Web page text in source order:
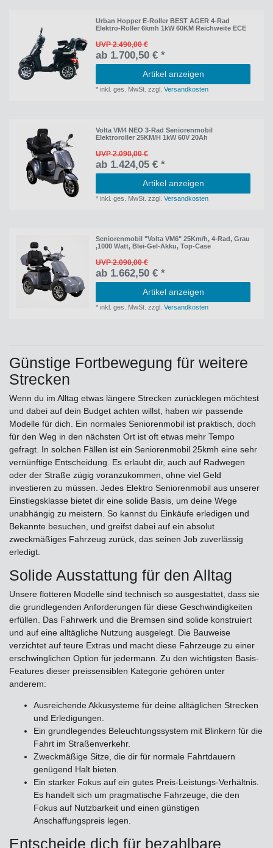
Urban Hopper E-Roller BEST AGER 4-Rad
Elektro-Roller 6kmh 1kW 60KM Reichweite ECE
UVP 2.490,00 €
ab 1.700,50 € *
Artikel anzeigen
*inkl. ges. MwSt. zzgl.Versandkosten
Volta VM4 NEO 3-Rad Seniorenmobil
Elektroroller 25KM/H 1kW 60V 20Ah
UVP 2.090,00 €
ab 1.424,05 € *
Artikel anzeigen
*inkl. ges. MwSt. zzgl.Versandkosten
Seniorenmobil "Volta VM6" 25Km/h, 4-Rad, Grau
,1000 Watt, Blei-Gel-Akku, Top-Case
UVP 2.090,00 €
ab 1.662,50 € *
Artikel anzeigen
*inkl. ges. MwSt. zzgl.Versandkosten
Günstige Fortbewegung für weitere
Strecken
Wenn du im Alltag etwas längere Strecken zurücklegen möchtest
und dabei auf dein Budget achten willst, haben wir passende
Modelle für dich. Ein normales Seniorenmobil ist praktisch, doch
für den Weg in den nächsten Ort ist oft etwas mehr Tempo
gefragt. In solchen Fällen ist ein Seniorenmobil 25kmh eine sehr
vernünftige Entscheidung. Es erlaubt dir, auch auf Radwegen
oder der Straße zügig voranzukommen, ohne viel Geld
investieren zu müssen. Jedes Elektro Seniorenmobil aus unserer
Einstiegsklasse bietet dir eine solide Basis, um deine Wege
unabhängig zu meistern. So kannst du Einkäufe erledigen und
Bekannte besuchen, und greifst dabei auf ein absolut
zweckmäßiges Fahrzeug zurück, das seinen Job zuverlässig
erledigt.
Solide Ausstattung für den Alltag
Unsere flotteren Modelle sind technisch so ausgestattet, dass sie
die grundlegenden Anforderungen für diese Geschwindigkeiten
erfüllen. Das Fahrwerk und die Bremsen sind solide konstruiert
und auf eine alltägliche Nutzung ausgelegt. Die Bauweise
verzichtet auf teure Extras und macht diese Fahrzeuge zu einer
erschwinglichen Option für jedermann. Zu den wichtigsten Basis-
Features dieser preissensiblen Kategorie gehören unter
anderem:
Ausreichende Akkusysteme für deine alltäglichen Strecken
und Erledigungen.
Ein grundlegendes Beleuchtungssystem mit Blinkern für die
Fahrt im Straßenverkehr.
Zweckmäßige Sitze, die dir für normale Fahrtdauern
genügend Halt bieten.
Ein starker Fokus auf ein gutes Preis-Leistungs-Verhältnis.
Es handelt sich um pragmatische Fahrzeuge, die den
Fokus auf Nutzbarkeit und einen günstigen
Anschaffungspreis legen.
Entscheide dich für bezahlbare